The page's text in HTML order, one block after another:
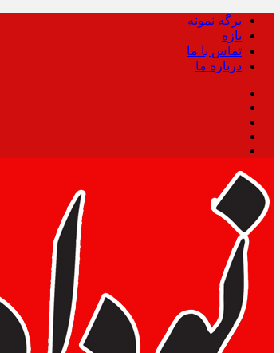
برگه نمونه
تازه
تماس با ما
درباره ما